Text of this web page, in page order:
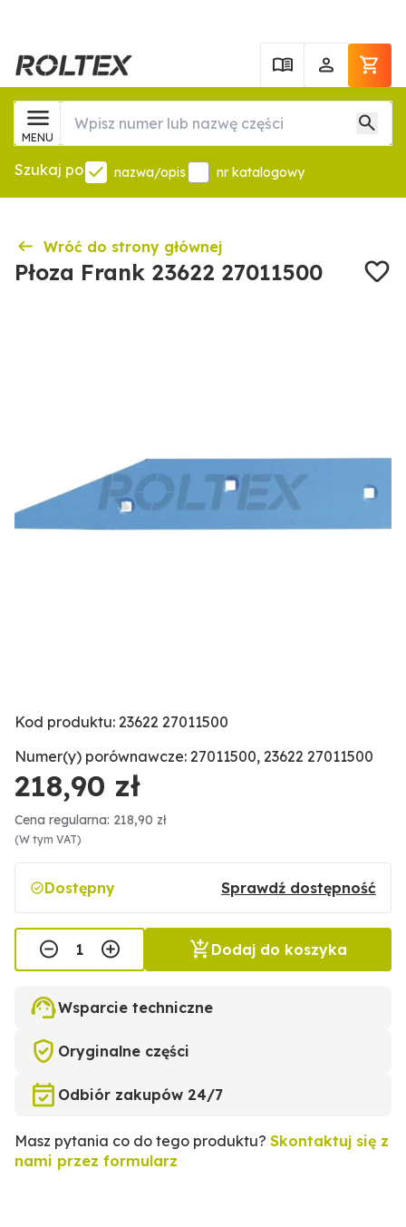
MENU
Szukaj po nazwa/opis nr katalogowy
Wróć do strony głównej
Płoza Frank 23622 27011500
Kod produktu: 23622 27011500
Numer(y) porównawcze: 27011500, 23622 27011500
218,90 zł
Cena regularna: 218,90 zł
(W tym VAT)
Dostępny Sprawdź dostępność
Dodaj do koszyka
Wsparcie techniczne
Oryginalne części
Odbiór zakupów 24/7
Masz pytania co do tego produktu? Skontaktuj się z
nami przez formularz